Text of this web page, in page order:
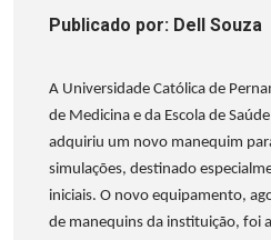
Publicado por: Dell Souza
A Universidade Católica de
de Medicina e da Escola de
adquiriu um novo manequim
simulações, destinado
iniciais. O novo equipamento,
de manequins da instituição, foi